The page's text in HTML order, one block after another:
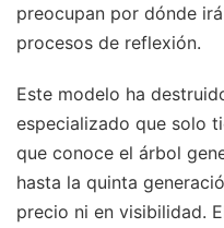
preocupan por dónde
procesos de reflexión.
Este modelo ha
especializado que solo
que conoce el árbol
hasta la quinta
precio ni en visibilidad.